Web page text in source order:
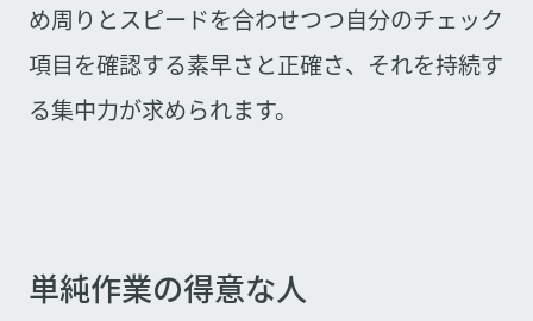
め周りとスピードを合わせつつ自分のチェック
項目を確認する素早さと正確さ、それを持続す
る集中力が求められます。
単純作業の得意な人